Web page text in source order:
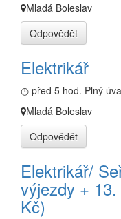
Mladá Boleslav
Odpovědět
Elektrikář
◷ před 5 hod. Plný
Mladá Boleslav
Odpovědět
Elektrikář/
výjezdy +
Kč)